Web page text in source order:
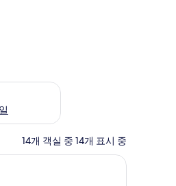
, 8월 14일 ~ 8월 16일
14개 객실 중 14개 표시 중
위트, 수영장 전망 | 객실 내 금고, 책상, 무료